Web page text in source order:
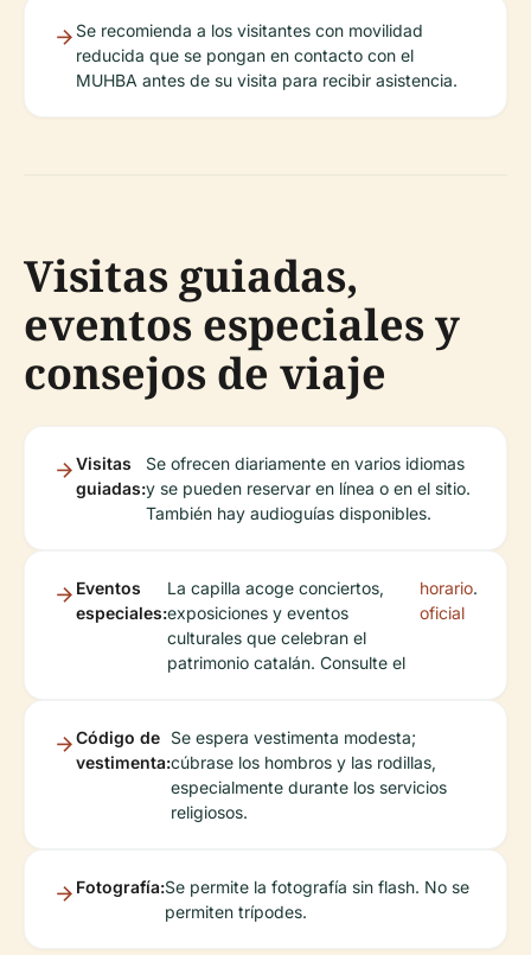
Se recomienda a los visitantes con movilidad
reducida que se pongan en contacto con el
MUHBA antes de su visita para recibir asistencia.
Visitas guiadas,
eventos especiales y
consejos de viaje
Visitas
guiadas:
Se ofrecen diariamente en varios idiomas
y se pueden reservar en línea o en el sitio.
También hay audioguías disponibles.
Eventos
especiales:
La capilla acoge conciertos,
exposiciones y eventos
culturales que celebran el
patrimonio catalán. Consulte el
horario
oficial
.
Código de
vestimenta:
Se espera vestimenta modesta;
cúbrase los hombros y las rodillas,
especialmente durante los servicios
religiosos.
Fotografía:Se permite la fotografía sin flash. No se
permiten trípodes.